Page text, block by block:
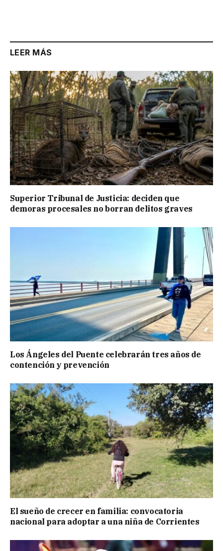
LEER MÁS
Superior Tribunal de Justicia: deciden que
demoras procesales no borran delitos graves
Los Ángeles del Puente celebrarán tres años de
contención y prevención
El sueño de crecer en familia: convocatoria
nacional para adoptar a una niña de Corrientes